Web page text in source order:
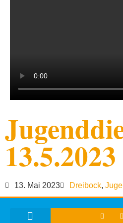
13.5.2023
13. Mai 2023 Dreibock,